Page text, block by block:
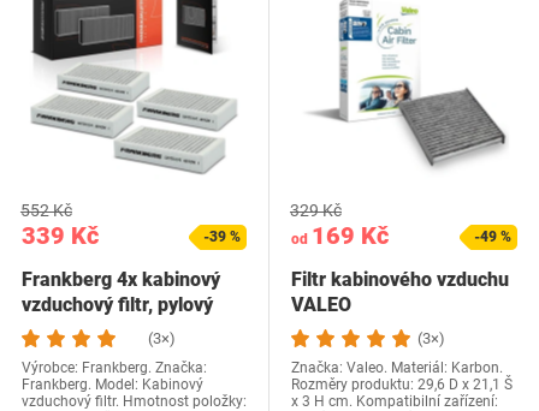
339 Kč
552 Kč
-39 %
Frankberg 4x kabinový
vzduchový filtr, pylový
filtr s…
(3×)
Výrobce: Frankberg. Značka:
Frankberg. Model: Kabinový
vzduchový filtr. Hmotnost položky:
od 169 Kč
329 Kč
-49 %
Filtr kabinového vzduchu
VALEO
(3×)
Značka: Valeo. Materiál: Karbon.
Rozměry produktu: 29,6 D x 21,1 Š
x 3 H cm. Kompatibilní zařízení: